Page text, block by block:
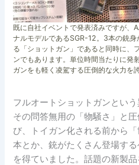
既に自社イベントで発表済みですが、
ナルモデルであるSGR-12。3本の銃
る「ショットガン」であると同時に、
ンでもあります。単位時間当たりに発
ガンをも軽く凌駕する圧倒的な火力を
フルオートショットガンとい
その問答無用の「物騒さ」と
び、トイガン化される前から
本とか、銃がたくさん登場す
を得ていました。話題の新製